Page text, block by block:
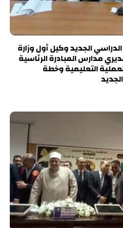
الجديد وكيل أول وزارة
مدارس المبادرة الرئاسية
التعليمية وخطة